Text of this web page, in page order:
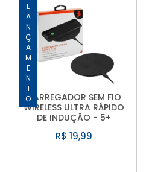
LANÇAMENTO
CARREGADOR SEM FIO
WIRELESS ULTRA RÁPIDO
DE INDUÇÃO - 5+
R$ 19,99